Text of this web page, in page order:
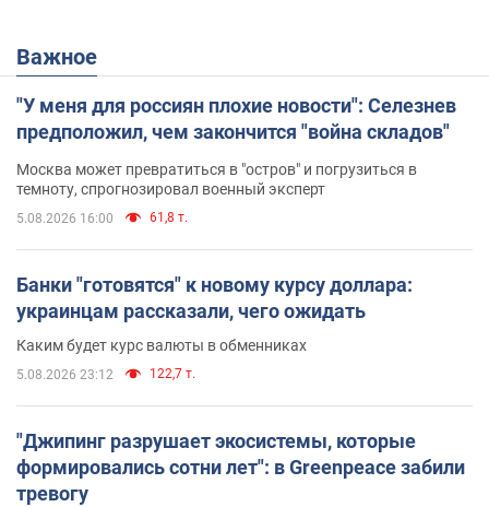
Важное
"У меня для россиян плохие новости": Селезнев
предположил, чем закончится "война складов"
Москва может превратиться в "остров" и погрузиться в
темноту, спрогнозировал военный эксперт
5.08.2026 16:00 61,8 т.
Банки "готовятся" к новому курсу доллара:
украинцам рассказали, чего ожидать
Каким будет курс валюты в обменниках
5.08.2026 23:12 122,7 т.
"Джипинг разрушает экосистемы, которые
формировались сотни лет": в Greenpeace забили
тревогу